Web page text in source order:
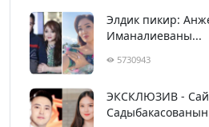
Элдик пикир:
Иманалиеваны...
5730943
ЭКСКЛЮЗИВ -